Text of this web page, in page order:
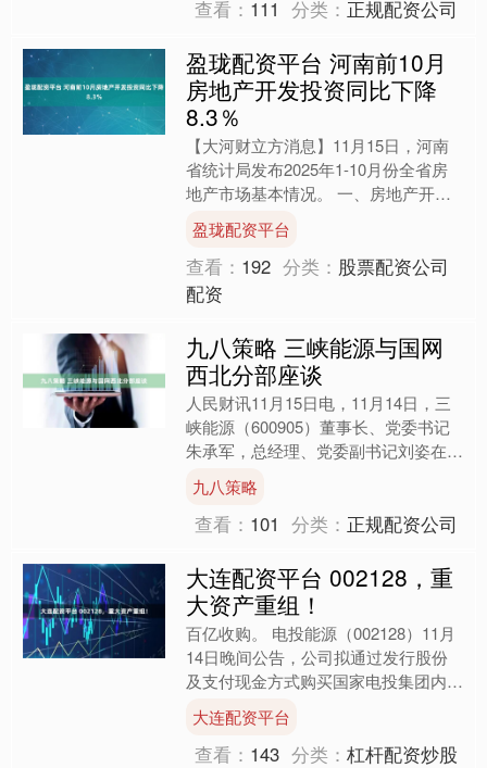
查看： 111 分类： 正规配资公司
盈珑配资平台 河南前10月
房地产开发投资同比下降
8.3％
【大河财立方消息】11月15日，河南
省统计局发布2025年1-10月份全省房
地产市场基本情况。 一、房地产开发
投资完成情况 1-10月份，全省房地产
开发投资同比....
盈珑配资平台
查看： 192 分类： 股票配资公司
配资
九八策略 三峡能源与国网
西北分部座谈
人民财讯11月15日电，11月14日，三
峡能源（600905）董事长、党委书记
朱承军，总经理、党委副书记刘姿在陕
西西安拜会国家电网副总工程师兼西北
分部主任、党委....
九八策略
查看： 101 分类： 正规配资公司
大连配资平台 002128，重
大资产重组！
百亿收购。 电投能源（002128）11月
14日晚间公告，公司拟通过发行股份
及支付现金方式购买国家电投集团内蒙
古白音华煤电有限公司100%股权，同
时，公司拟向不....
大连配资平台
查看： 143 分类：杠杆配资炒股